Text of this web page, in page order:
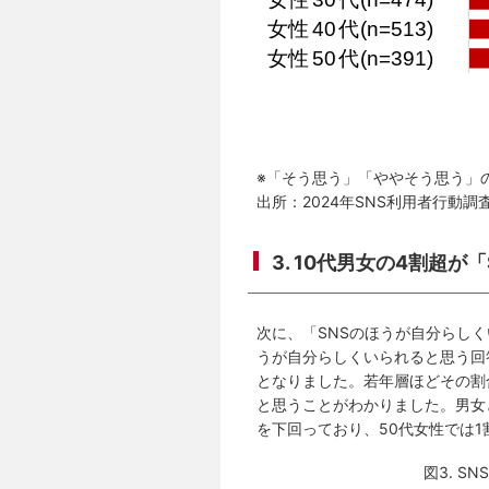
※「そう思う」「ややそう思う」
出所：2024年SNS利用者行動調
3. 10代男女の4割超が
次に、「SNSのほうが自分らし
うが自分らしくいられると思う
となりました。若年層ほどその
と思うことがわかりました。男
を下回っており、50代女性では
図3.